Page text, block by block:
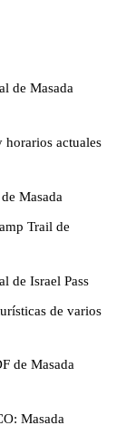
de Masada
horarios actuales
Masada
Trail de
de Israel Pass
de varios
de Masada
Masada